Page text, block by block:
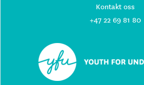
Kontakt oss
+47 22 69 81 80